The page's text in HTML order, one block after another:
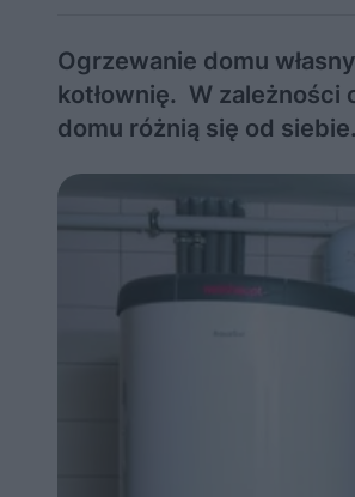
Ogrzewanie domu
kotłownię. W zależności
domu różnią się od siebie.